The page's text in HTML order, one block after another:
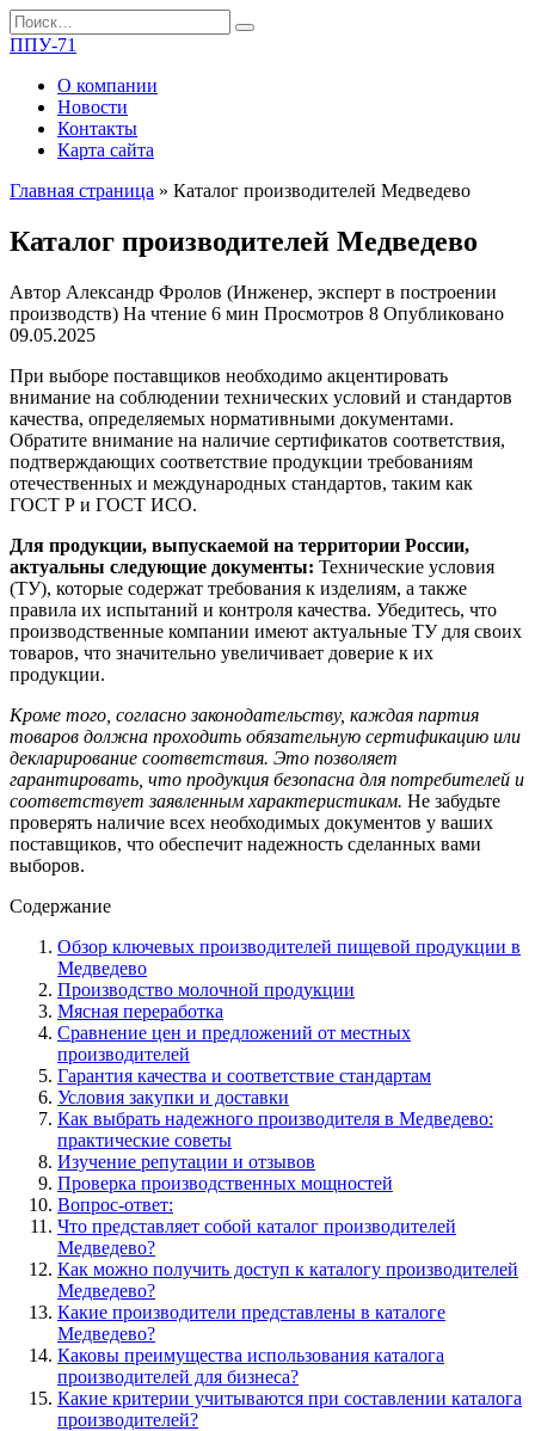
Перейти
к
Search
for:
ППУ-71
О компании
Новости
Контакты
Карта сайта
Главная страница » Каталог производителей Медведево
Каталог производителей Медведево
Автор Александр Фролов (Инженер, эксперт в построении
производств) На чтение 6 мин Просмотров 8 Опубликовано
09.05.2025
При выборе поставщиков необходимо акцентировать
внимание на соблюдении технических условий и стандартов
качества, определяемых нормативными документами.
Обратите внимание на наличие сертификатов соответствия,
подтверждающих соответствие продукции требованиям
отечественных и международных стандартов, таким как
ГОСТ Р и ГОСТ ИСО.
Для продукции, выпускаемой на территории России,
актуальны следующие документы: Технические условия
(ТУ), которые содержат требования к изделиям, а также
правила их испытаний и контроля качества. Убедитесь, что
производственные компании имеют актуальные ТУ для своих
товаров, что значительно увеличивает доверие к их
продукции.
Кроме того, согласно законодательству, каждая партия
товаров должна проходить обязательную сертификацию или
декларирование соответствия. Это позволяет
гарантировать, что продукция безопасна для потребителей и
соответствует заявленным характеристикам. Не забудьте
проверять наличие всех необходимых документов у ваших
поставщиков, что обеспечит надежность сделанных вами
выборов.
Содержание
Обзор ключевых производителей пищевой продукции в
Медведево
Производство молочной продукции
Мясная переработка
Сравнение цен и предложений от местных
производителей
Гарантия качества и соответствие стандартам
Условия закупки и доставки
Как выбрать надежного производителя в Медведево:
практические советы
Изучение репутации и отзывов
Проверка производственных мощностей
Вопрос-ответ:
Что представляет собой каталог производителей
Медведево?
Как можно получить доступ к каталогу производителей
Медведево?
Какие производители представлены в каталоге
Медведево?
Каковы преимущества использования каталога
производителей для бизнеса?
Какие критерии учитываются при составлении каталога
производителей?